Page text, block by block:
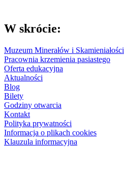
W skrócie:
Muzeum Minerałów i Skamieniałości
Pracownia krzemienia pasiastego
Oferta edukacyjna
Aktualności
Blog
Bilety
Godziny otwarcia
Kontakt
Polityka prywatności
Informacja o plikach cookies
Klauzula informacyjna